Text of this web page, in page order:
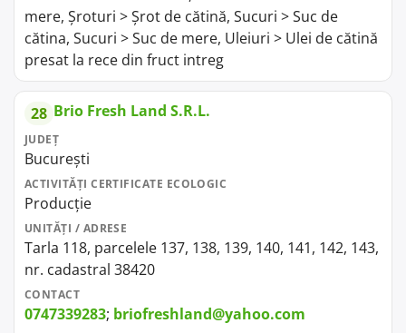
mere, Șroturi > Șrot de cătină, Sucuri > Suc de
cătina, Sucuri > Suc de mere, Uleiuri > Ulei de cătină
presat la rece din fruct intreg
28 Brio Fresh Land S.R.L.
JUDEȚ
București
ACTIVITĂȚI CERTIFICATE ECOLOGIC
Producție
UNITĂȚI / ADRESE
Tarla 118, parcelele 137, 138, 139, 140, 141, 142, 143,
nr. cadastral 38420
CONTACT
0747339283; briofreshland@yahoo.com